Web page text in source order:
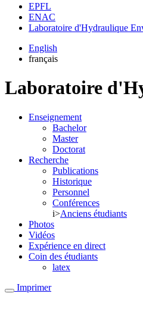
EPFL
ENAC
Laboratoire d'Hydraulique
English
français
Laboratoire
Enseignement
Bachelor
Master
Doctorat
Recherche
Publications
Historique
Personnel
Conférences
i>Anciens étudiants
Photos
Vidéos
Expérience en direct
Coin des étudiants
latex
Imprimer